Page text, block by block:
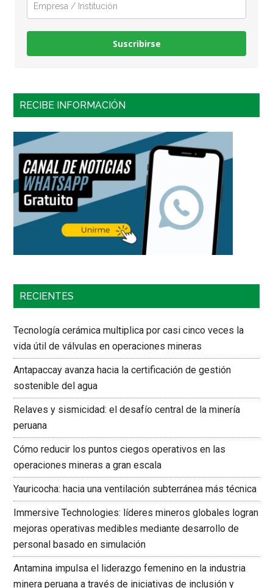
Suscribirse
RECIBE INFORMACIÓN
RECIENTES
Tecnología cerámica multiplica por casi cinco veces la
vida útil de válvulas en operaciones mineras
Antapaccay avanza hacia la certificación de gestión
sostenible del agua
Relaves y sismicidad: el desafío central de la minería
peruana
Cómo reducir los puntos ciegos operativos en las
operaciones mineras a gran escala
Yauricocha: hacia una ventilación subterránea más técnica
Immersive Technologies: líderes mineros globales logran
mejoras operativas medibles mediante desarrollo de
personal basado en simulación
Antamina impulsa el liderazgo femenino en la industria
minera peruana a través de iniciativas de inclusión y